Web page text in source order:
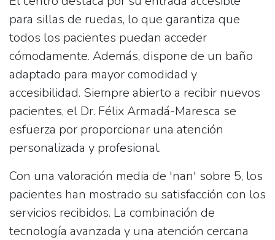
para sillas de ruedas, lo que garantiza que
todos los pacientes puedan acceder
cómodamente. Además, dispone de un baño
adaptado para mayor comodidad y
accesibilidad. Siempre abierto a recibir nuevos
pacientes, el Dr. Félix Armadá-Maresca se
esfuerza por proporcionar una atención
personalizada y profesional.
Con una valoración media de 'nan' sobre 5, los
pacientes han mostrado su satisfacción con los
servicios recibidos. La combinación de
tecnología avanzada y una atención cercana